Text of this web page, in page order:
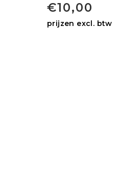
€10,00
prijzen excl. btw